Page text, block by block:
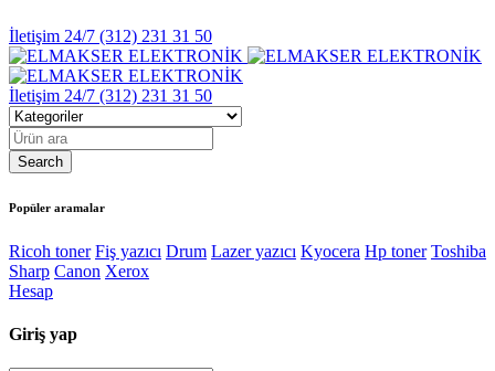
İletişim 24/7 (312) 231 31 50
İletişim 24/7 (312) 231 31 50
Popüler aramalar
Ricoh toner Fiş yazıcı Drum Lazer yazıcı Kyocera Hp toner Toshiba
Sharp Canon Xerox
Hesap
Giriş yap